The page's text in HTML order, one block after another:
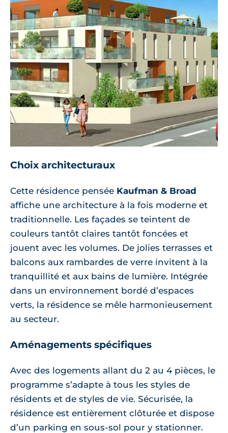
Choix architecturaux
Cette résidence pensée Kaufman & Broad
affiche une architecture à la fois moderne et
traditionnelle. Les façades se teintent de
couleurs tantôt claires tantôt foncées et
jouent avec les volumes. De jolies terrasses et
balcons aux rambardes de verre invitent à la
tranquillité et aux bains de lumière. Intégrée
dans un environnement bordé d’espaces
verts, la résidence se mêle harmonieusement
au secteur.
Aménagements spécifiques
Avec des logements allant du 2 au 4 pièces, le
programme s’adapte à tous les styles de
résidents et de styles de vie. Sécurisée, la
résidence est entièrement clôturée et dispose
d’un parking en sous-sol pour y stationner.